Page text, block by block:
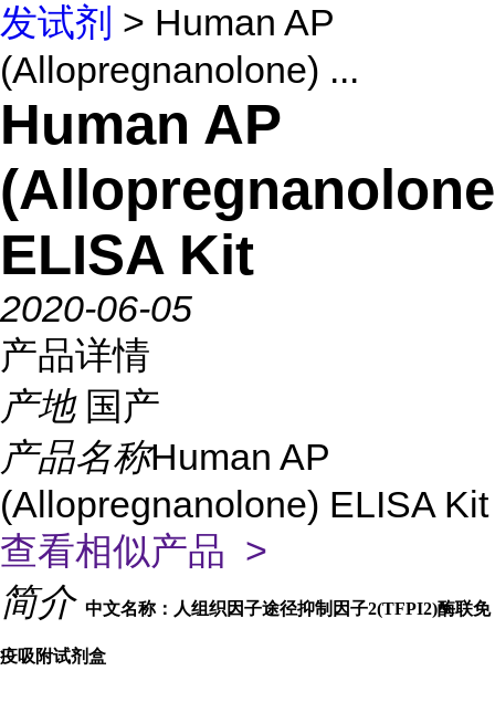
发试剂 > Human AP
(Allopregnanolone) ...
Human AP
ELISA Kit
2020-06-05
产品详情
产地 国产
产品名称Human AP
(Allopregnanolone) ELISA Kit
查看相似产品 >
简介 中文名称：人组织因子途径抑制因子2(TFPI2)酶联免
疫吸附试剂盒